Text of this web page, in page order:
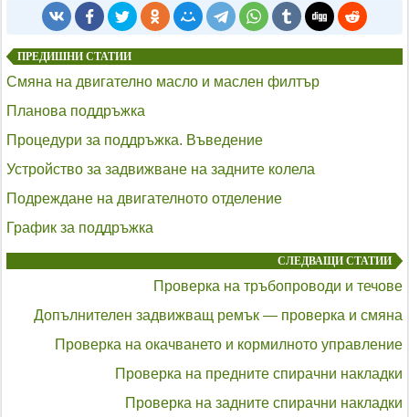
ПРЕДИШНИ СТАТИИ
Смяна на двигателно масло и маслен филтър
Планова поддръжка
Процедури за поддръжка. Въведение
Устройство за задвижване на задните колела
Подреждане на двигателното отделение
График за поддръжка
СЛЕДВАЩИ СТАТИИ
Проверка на тръбопроводи и течове
Допълнителен задвижващ ремък — проверка и смяна
Проверка на окачването и кормилното управление
Проверка на предните спирачни накладки
Проверка на задните спирачни накладки